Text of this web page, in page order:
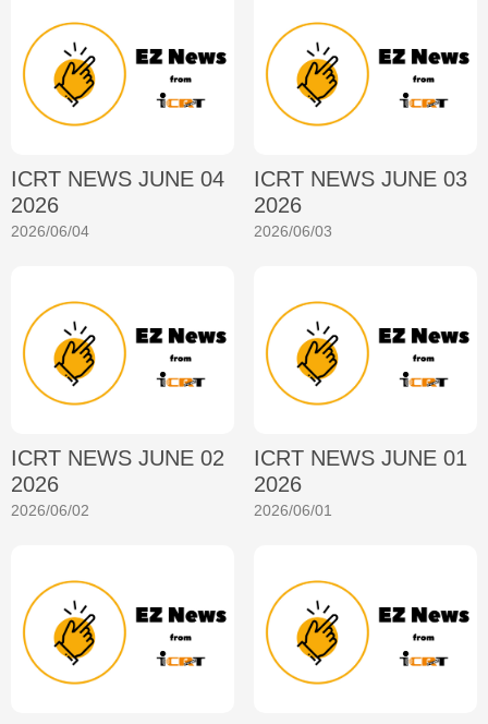
ICRT NEWS JUNE 04
2026
2026/06/04
ICRT NEWS JUNE 03
2026
2026/06/03
ICRT NEWS JUNE 02
2026
2026/06/02
ICRT NEWS JUNE 01
2026
2026/06/01